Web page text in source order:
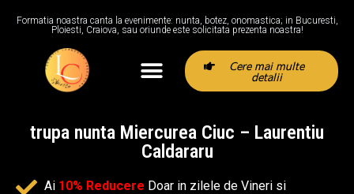
Formatia noastra canta la evenimente: nunta, botez, onomastica; in Bucuresti,
Ploiesti, Craiova, sau oriunde este solicitata prezenta noastra!
Cere mai multe
detalii
trupa nunta Miercurea Ciuc – Laurentiu
Caldararu
Ai 10% Reducere Doar in zilele de Vineri si